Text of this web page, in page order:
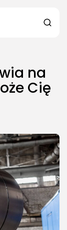
na
Cię